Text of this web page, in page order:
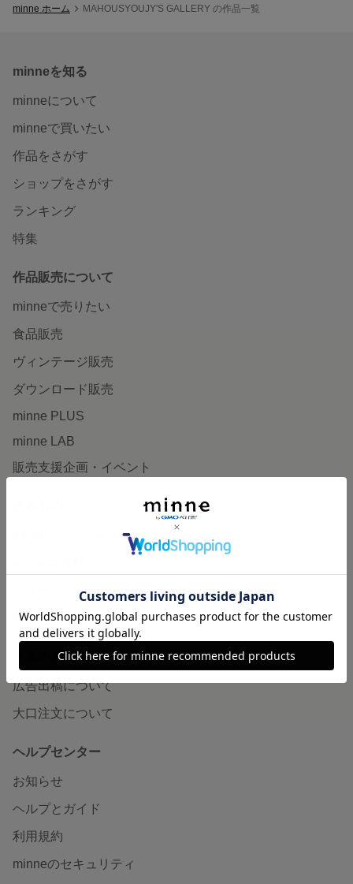
minne ホーム MAHOUSYOUJY'S GALLERY の作品一覧
minneを知る
minneについて
minneで買いたい
作品をさがす
ショップをさがす
ランキング
特集
作品販売について
minneで売りたい
食品販売
ヴィンテージ販売
ダウンロード販売
minne PLUS
minne LAB
販売支援企画・イベント
minneとものづくりと
minneの本
企業の方へ
広告出稿について
大口注文について
ヘルプセンター
お知らせ
ヘルプとガイド
利用規約
minneのセキュリティ